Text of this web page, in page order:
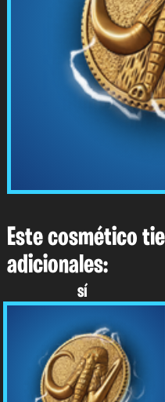
Este cosmético
adicionales:
sí